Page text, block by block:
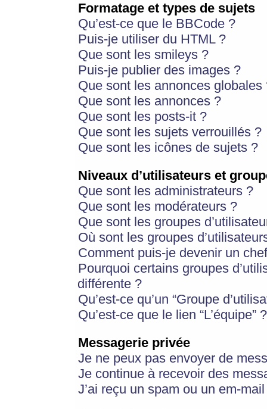
Formatage et types de sujets
Qu’est-ce que le BBCode ?
Puis-je utiliser du HTML ?
Que sont les smileys ?
Puis-je publier des images ?
Que sont les annonces globales
Que sont les annonces ?
Que sont les posts-it ?
Que sont les sujets verrouillés ?
Que sont les icônes de sujets ?
Niveaux d’utilisateurs et
Que sont les administrateurs ?
Que sont les modérateurs ?
Que sont les groupes
Où sont les groupes
Comment puis-je devenir un
Pourquoi certains groupes
différente ?
Qu’est-ce qu’un “Groupe
Qu’est-ce que le lien “L’équipe” ?
Messagerie privée
Je ne peux pas envoyer de
Je continue à recevoir des
J’ai reçu un spam ou un em-